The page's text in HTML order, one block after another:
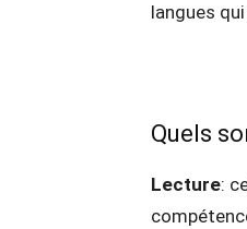
langues
Quels
Lecture: